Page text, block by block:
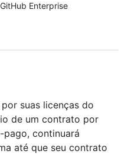
Enterprise
suas licenças do
de um contrato por
pago, continuará
até que seu contrato